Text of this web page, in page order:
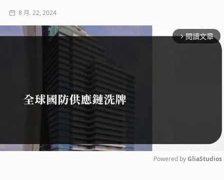
8 月. 22, 2024
arrow_forward_ios 閱讀文章
Powered by GliaStudios